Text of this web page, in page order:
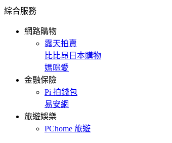
綜合服務
網路購物
露天拍賣
比比昂日本購物
媽咪愛
金融保險
Pi 拍錢包
易安網
旅遊娛樂
PChome 旅遊